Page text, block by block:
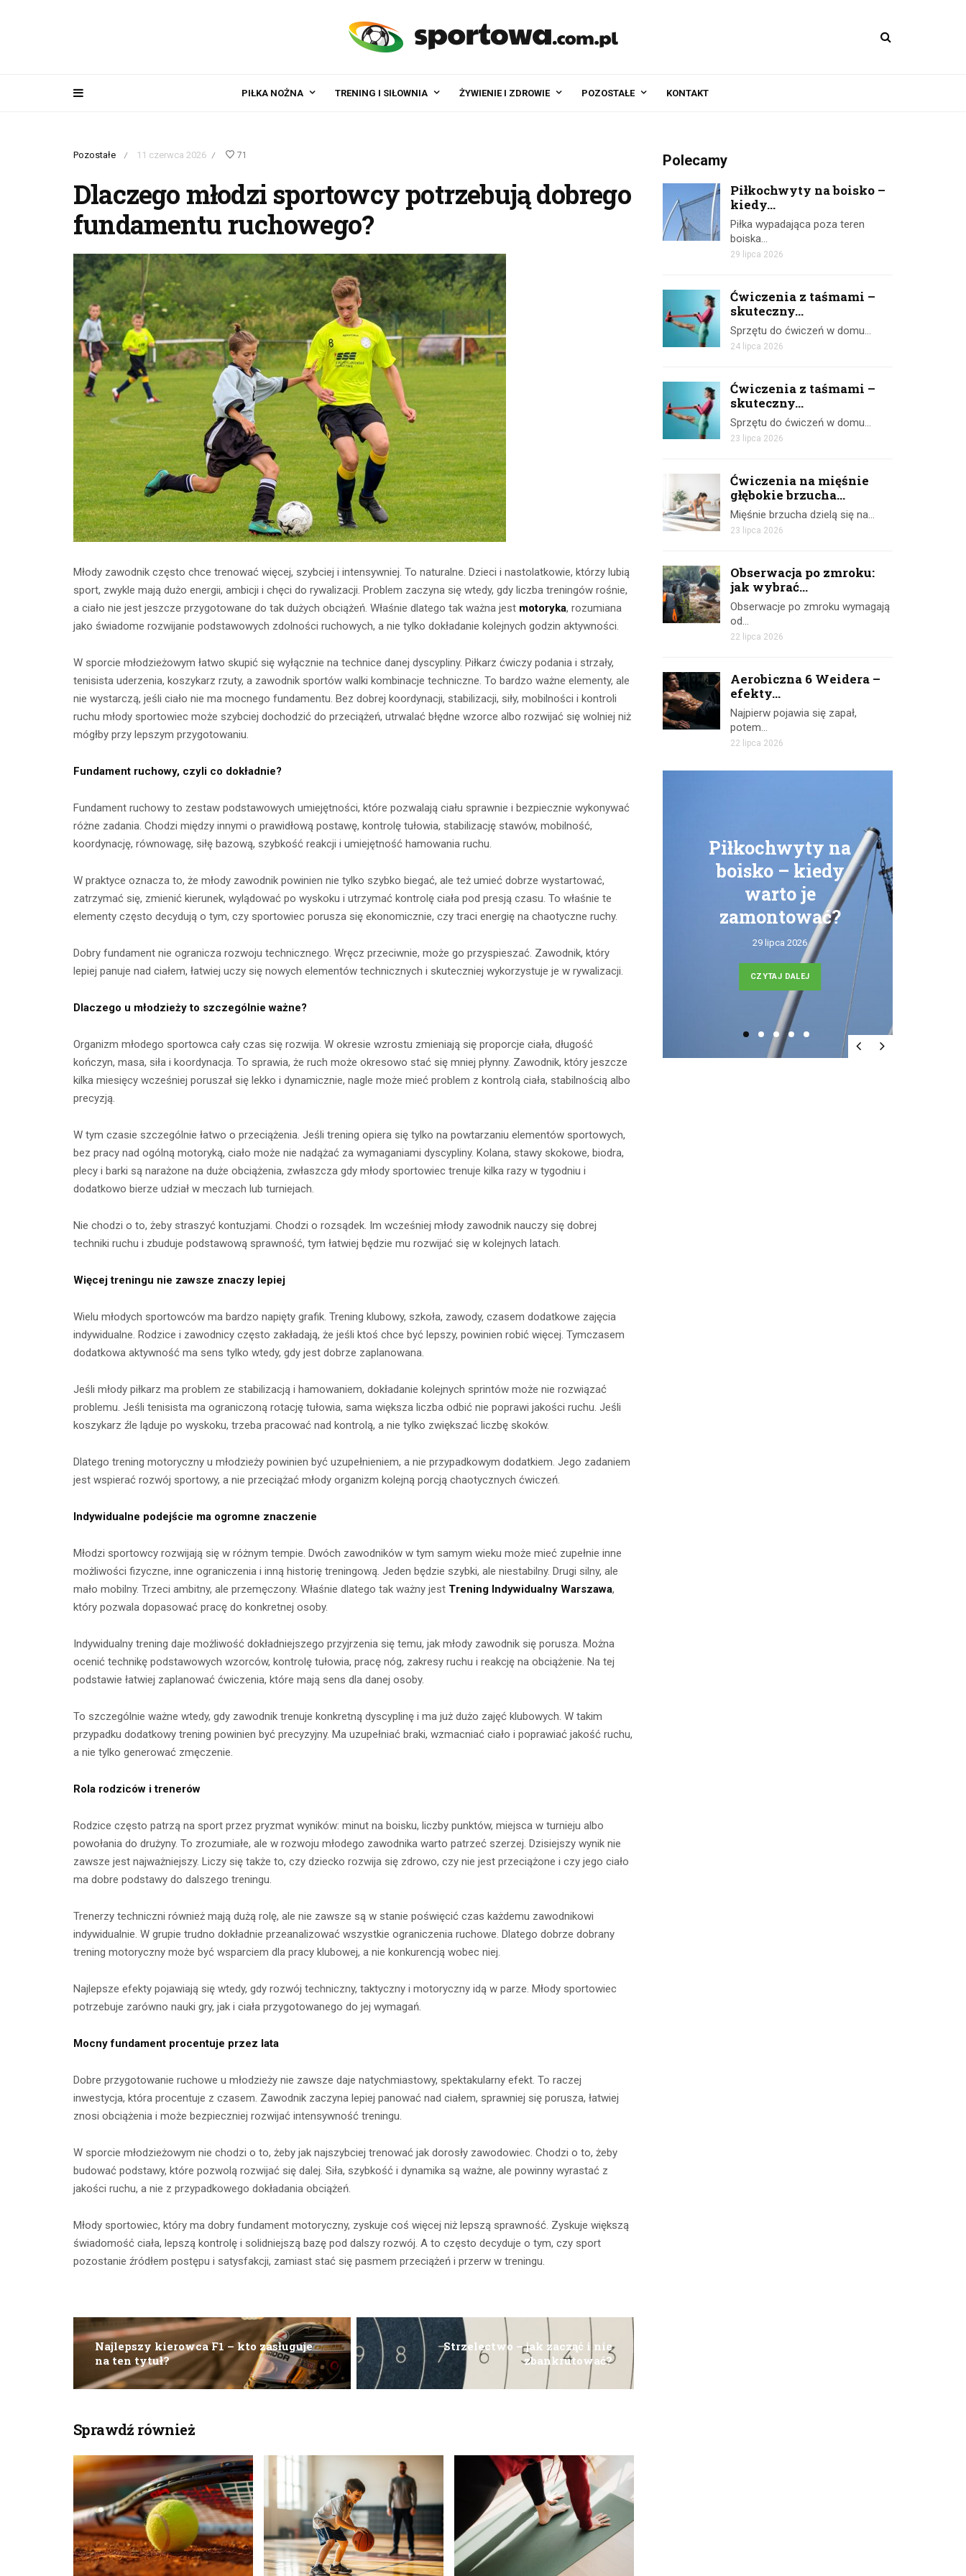
PIŁKA NOŻNA TRENING I SIŁOWNIA ŻYWIENIE I ZDROWIE POZOSTAŁE KONTAKT
Pozostałe / 11 czerwca 2026 / 71
Dlaczego młodzi sportowcy potrzebują dobrego
fundamentu ruchowego?
Młody zawodnik często chce trenować więcej, szybciej i intensywniej. To naturalne. Dzieci i nastolatkowie, którzy lubią
sport, zwykle mają dużo energii, ambicji i chęci do rywalizacji. Problem zaczyna się wtedy, gdy liczba treningów rośnie,
a ciało nie jest jeszcze przygotowane do tak dużych obciążeń. Właśnie dlatego tak ważna jest motoryka, rozumiana
jako świadome rozwijanie podstawowych zdolności ruchowych, a nie tylko dokładanie kolejnych godzin aktywności.
W sporcie młodzieżowym łatwo skupić się wyłącznie na technice danej dyscypliny. Piłkarz ćwiczy podania i strzały,
tenisista uderzenia, koszykarz rzuty, a zawodnik sportów walki kombinacje techniczne. To bardzo ważne elementy, ale
nie wystarczą, jeśli ciało nie ma mocnego fundamentu. Bez dobrej koordynacji, stabilizacji, siły, mobilności i kontroli
ruchu młody sportowiec może szybciej dochodzić do przeciążeń, utrwalać błędne wzorce albo rozwijać się wolniej niż
mógłby przy lepszym przygotowaniu.
Fundament ruchowy, czyli co dokładnie?
Fundament ruchowy to zestaw podstawowych umiejętności, które pozwalają ciału sprawnie i bezpiecznie wykonywać
różne zadania. Chodzi między innymi o prawidłową postawę, kontrolę tułowia, stabilizację stawów, mobilność,
koordynację, równowagę, siłę bazową, szybkość reakcji i umiejętność hamowania ruchu.
W praktyce oznacza to, że młody zawodnik powinien nie tylko szybko biegać, ale też umieć dobrze wystartować,
zatrzymać się, zmienić kierunek, wylądować po wyskoku i utrzymać kontrolę ciała pod presją czasu. To właśnie te
elementy często decydują o tym, czy sportowiec porusza się ekonomicznie, czy traci energię na chaotyczne ruchy.
Dobry fundament nie ogranicza rozwoju technicznego. Wręcz przeciwnie, może go przyspieszać. Zawodnik, który
lepiej panuje nad ciałem, łatwiej uczy się nowych elementów technicznych i skuteczniej wykorzystuje je w rywalizacji.
Dlaczego u młodzieży to szczególnie ważne?
Organizm młodego sportowca cały czas się rozwija. W okresie wzrostu zmieniają się proporcje ciała, długość
kończyn, masa, siła i koordynacja. To sprawia, że ruch może okresowo stać się mniej płynny. Zawodnik, który jeszcze
kilka miesięcy wcześniej poruszał się lekko i dynamicznie, nagle może mieć problem z kontrolą ciała, stabilnością albo
precyzją.
W tym czasie szczególnie łatwo o przeciążenia. Jeśli trening opiera się tylko na powtarzaniu elementów sportowych,
bez pracy nad ogólną motoryką, ciało może nie nadążać za wymaganiami dyscypliny. Kolana, stawy skokowe, biodra,
plecy i barki są narażone na duże obciążenia, zwłaszcza gdy młody sportowiec trenuje kilka razy w tygodniu i
dodatkowo bierze udział w meczach lub turniejach.
Nie chodzi o to, żeby straszyć kontuzjami. Chodzi o rozsądek. Im wcześniej młody zawodnik nauczy się dobrej
techniki ruchu i zbuduje podstawową sprawność, tym łatwiej będzie mu rozwijać się w kolejnych latach.
Więcej treningu nie zawsze znaczy lepiej
Wielu młodych sportowców ma bardzo napięty grafik. Trening klubowy, szkoła, zawody, czasem dodatkowe zajęcia
indywidualne. Rodzice i zawodnicy często zakładają, że jeśli ktoś chce być lepszy, powinien robić więcej. Tymczasem
dodatkowa aktywność ma sens tylko wtedy, gdy jest dobrze zaplanowana.
Jeśli młody piłkarz ma problem ze stabilizacją i hamowaniem, dokładanie kolejnych sprintów może nie rozwiązać
problemu. Jeśli tenisista ma ograniczoną rotację tułowia, sama większa liczba odbić nie poprawi jakości ruchu. Jeśli
koszykarz źle ląduje po wyskoku, trzeba pracować nad kontrolą, a nie tylko zwiększać liczbę skoków.
Dlatego trening motoryczny u młodzieży powinien być uzupełnieniem, a nie przypadkowym dodatkiem. Jego zadaniem
jest wspierać rozwój sportowy, a nie przeciążać młody organizm kolejną porcją chaotycznych ćwiczeń.
Indywidualne podejście ma ogromne znaczenie
Młodzi sportowcy rozwijają się w różnym tempie. Dwóch zawodników w tym samym wieku może mieć zupełnie inne
możliwości fizyczne, inne ograniczenia i inną historię treningową. Jeden będzie szybki, ale niestabilny. Drugi silny, ale
mało mobilny. Trzeci ambitny, ale przemęczony. Właśnie dlatego tak ważny jest Trening Indywidualny Warszawa,
który pozwala dopasować pracę do konkretnej osoby.
Indywidualny trening daje możliwość dokładniejszego przyjrzenia się temu, jak młody zawodnik się porusza. Można
ocenić technikę podstawowych wzorców, kontrolę tułowia, pracę nóg, zakresy ruchu i reakcję na obciążenie. Na tej
podstawie łatwiej zaplanować ćwiczenia, które mają sens dla danej osoby.
To szczególnie ważne wtedy, gdy zawodnik trenuje konkretną dyscyplinę i ma już dużo zajęć klubowych. W takim
przypadku dodatkowy trening powinien być precyzyjny. Ma uzupełniać braki, wzmacniać ciało i poprawiać jakość ruchu,
a nie tylko generować zmęczenie.
Rola rodziców i trenerów
Rodzice często patrzą na sport przez pryzmat wyników: minut na boisku, liczby punktów, miejsca w turnieju albo
powołania do drużyny. To zrozumiałe, ale w rozwoju młodego zawodnika warto patrzeć szerzej. Dzisiejszy wynik nie
zawsze jest najważniejszy. Liczy się także to, czy dziecko rozwija się zdrowo, czy nie jest przeciążone i czy jego ciało
ma dobre podstawy do dalszego treningu.
Trenerzy techniczni również mają dużą rolę, ale nie zawsze są w stanie poświęcić czas każdemu zawodnikowi
indywidualnie. W grupie trudno dokładnie przeanalizować wszystkie ograniczenia ruchowe. Dlatego dobrze dobrany
trening motoryczny może być wsparciem dla pracy klubowej, a nie konkurencją wobec niej.
Najlepsze efekty pojawiają się wtedy, gdy rozwój techniczny, taktyczny i motoryczny idą w parze. Młody sportowiec
potrzebuje zarówno nauki gry, jak i ciała przygotowanego do jej wymagań.
Mocny fundament procentuje przez lata
Dobre przygotowanie ruchowe u młodzieży nie zawsze daje natychmiastowy, spektakularny efekt. To raczej
inwestycja, która procentuje z czasem. Zawodnik zaczyna lepiej panować nad ciałem, sprawniej się porusza, łatwiej
znosi obciążenia i może bezpieczniej rozwijać intensywność treningu.
W sporcie młodzieżowym nie chodzi o to, żeby jak najszybciej trenować jak dorosły zawodowiec. Chodzi o to, żeby
budować podstawy, które pozwolą rozwijać się dalej. Siła, szybkość i dynamika są ważne, ale powinny wyrastać z
jakości ruchu, a nie z przypadkowego dokładania obciążeń.
Młody sportowiec, który ma dobry fundament motoryczny, zyskuje coś więcej niż lepszą sprawność. Zyskuje większą
świadomość ciała, lepszą kontrolę i solidniejszą bazę pod dalszy rozwój. A to często decyduje o tym, czy sport
pozostanie źródłem postępu i satysfakcji, zamiast stać się pasmem przeciążeń i przerw w treningu.
Najlepszy kierowca F1 – kto zasługuje
na ten tytuł?
Strzelectwo – jak zacząć i nie
zbankrutować?
Sprawdź również
Polecamy
Piłkochwyty na boisko –
kiedy...
Piłka wypadająca poza teren
boiska…
29 lipca 2026
Ćwiczenia z taśmami –
skuteczny...
Sprzętu do ćwiczeń w domu…
24 lipca 2026
Ćwiczenia z taśmami –
skuteczny...
Sprzętu do ćwiczeń w domu…
23 lipca 2026
Ćwiczenia na mięśnie
głębokie brzucha...
Mięśnie brzucha dzielą się na…
23 lipca 2026
Obserwacja po zmroku:
jak wybrać...
Obserwacje po zmroku wymagają
od…
22 lipca 2026
Aerobiczna 6 Weidera –
efekty...
Najpierw pojawia się zapał,
potem…
22 lipca 2026
Ćwiczenia z
taśmami –
skuteczny
trening w domu
CZYTAJ DALEJ
Ćwiczenia na
brzucha – jak je
poprawnie
wykonywać?
23 lipca 2026
Obserwacja po
zmroku: jak
wybrać idealną
lornetkę w teren?
CZYTAJ DALEJ
Piłkochwyty na
boisko – kiedy
warto je
zamontować?
29 lipca 2026
CZYTAJ DALEJ